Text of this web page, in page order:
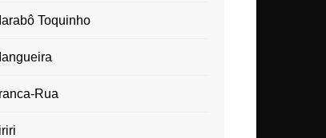
Toquinho
Rua